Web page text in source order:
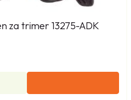
za trimer 13275-ADK